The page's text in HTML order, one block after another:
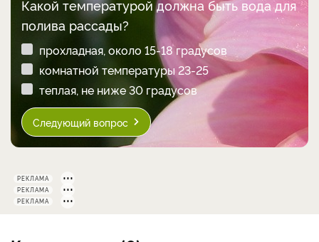
Какой температурой должна быть вода для
полива рассады?
прохладная, около 15-18 градусов
комнатной температуры 23-25
теплая, не ниже 30 градусов
Следующий вопрос
РЕКЛАМА